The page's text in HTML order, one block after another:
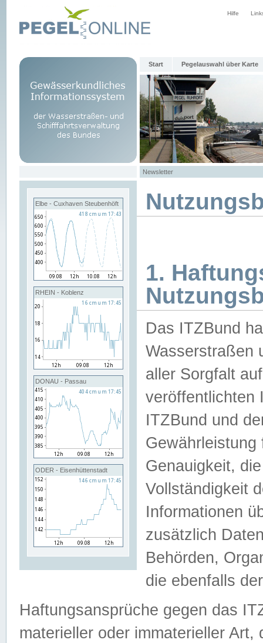
Hilfe
Start Pegelauswahl über Karte
Newsletter
Elbe - Cuxhaven Steubenhöft
RHEIN - Koblenz
DONAU - Passau
ODER - Eisenhüttenstadt
1.
Das ITZBund
Wasserstraßen
aller Sorgfalt
veröffentlichten
ITZBund und
Genauigkeit,
Vollständigkeit
Informationen
zusätzlich
Behörden,
die ebenfalls
Haftungsansprüche gegen das
materieller oder immaterieller